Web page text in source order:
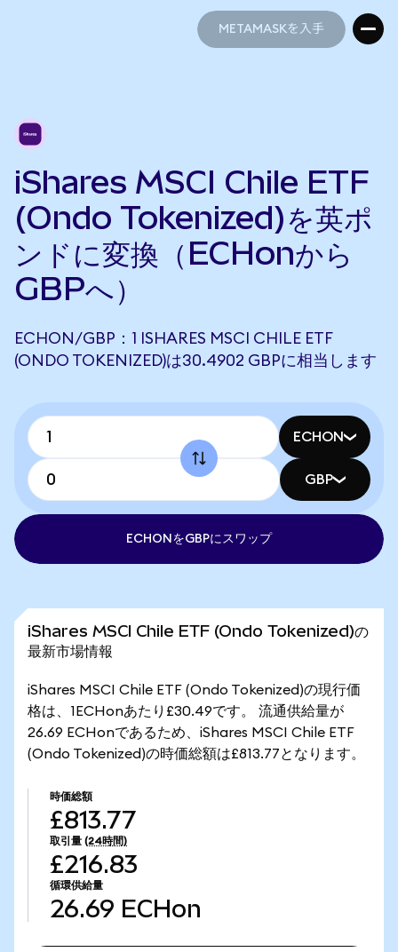
METAMASKを入手
iShares MSCI Chile ETF
(Ondo Tokenized)を英ポ
ンドに変換（ECHonから
GBPへ）
ECHON/GBP：1 ISHARES MSCI CHILE ETF
(ONDO TOKENIZED)は30.4902 GBPに相当します
ECHON
GBP
ECHONをGBPにスワップ
iShares MSCI Chile ETF (Ondo Tokenized)の
最新市場情報
iShares MSCI Chile ETF (Ondo Tokenized)の現行価
格は、1ECHonあたり£30.49です。 流通供給量が
26.69 ECHonであるため、iShares MSCI Chile ETF
(Ondo Tokenized)の時価総額は£813.77となります。
時価総額
£813.77
取引量 (24時間)
£216.83
循環供給量
26.69 ECHon